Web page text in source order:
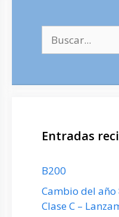
Entradas
B200
Cambio del
Clase C –